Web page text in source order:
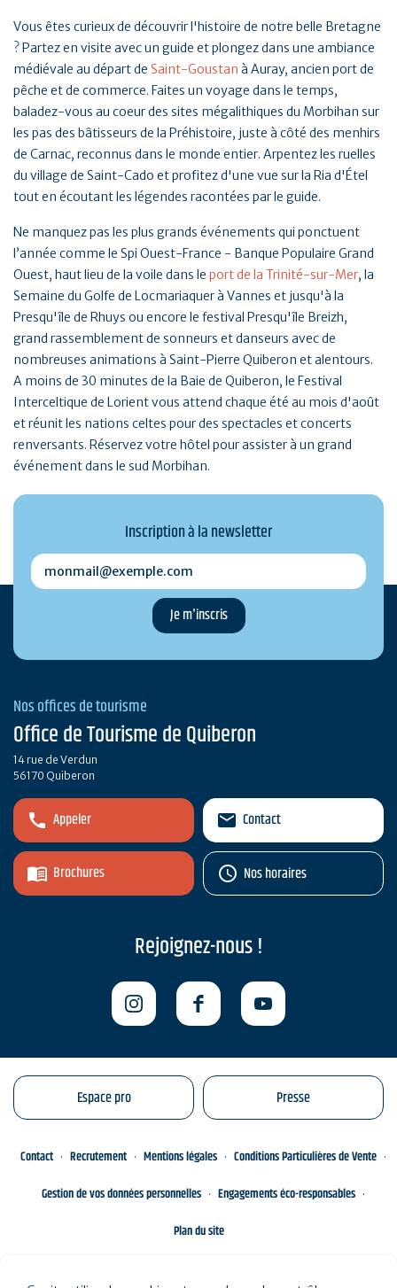
Vous êtes curieux de découvrir l'histoire de notre belle Bretagne
? Partez en visite avec un guide et plongez dans une ambiance
médiévale au départ de Saint-Goustan à Auray, ancien port de
pêche et de commerce. Faites un voyage dans le temps,
baladez-vous au coeur des sites mégalithiques du Morbihan sur
les pas des bâtisseurs de la Préhistoire, juste à côté des menhirs
de Carnac, reconnus dans le monde entier. Arpentez les ruelles
du village de Saint-Cado et profitez d'une vue sur la Ria d'Étel
tout en écoutant les légendes racontées par le guide.
Ne manquez pas les plus grands événements qui ponctuent
l’année comme le Spi Ouest-France - Banque Populaire Grand
Ouest, haut lieu de la voile dans le port de la Trinité-sur-Mer, la
Semaine du Golfe de Locmariaquer à Vannes et jusqu'à la
Presqu'île de Rhuys ou encore le festival Presqu'île Breizh,
grand rassemblement de sonneurs et danseurs avec de
nombreuses animations à Saint-Pierre Quiberon et alentours.
A moins de 30 minutes de la Baie de Quiberon, le Festival
Interceltique de Lorient vous attend chaque été au mois d'août
et réunit les nations celtes pour des spectacles et concerts
renversants. Réservez votre hôtel pour assister à un grand
événement dans le sud Morbihan.
Inscription à la newsletter
monmail@exemple.com
Nos offices de tourisme
Office de Tourisme de Quiberon
14 rue de Verdun
56170 Quiberon
Appeler
Brochures
Contact
Nos horaires
Rejoignez-nous !
Espace pro Presse
Contact Recrutement Mentions légales
Conditions Particulières de Vente
Gestion de vos données personnelles
Engagements éco-responsables
Plan du site